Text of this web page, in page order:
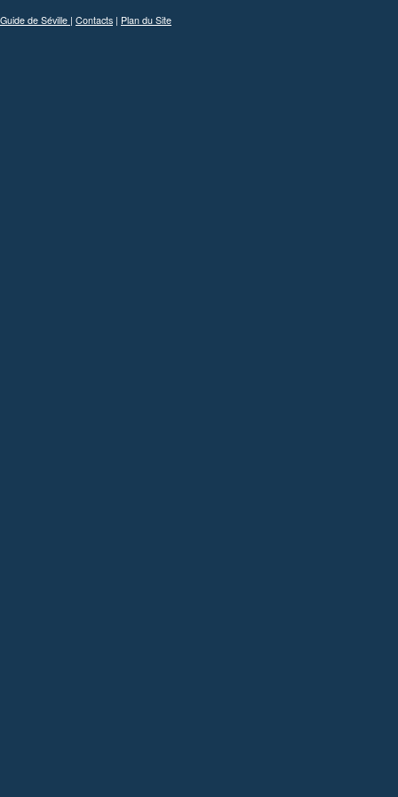
Guide de Séville | Contacts | Plan du Site